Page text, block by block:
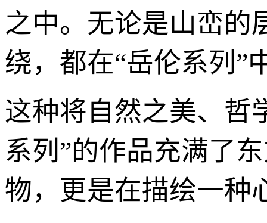
之中。无论是山峦的
绕，都在“岳伦系列”
这种将自然之美、哲
系列”的作品充满了
物，更是在描绘一种